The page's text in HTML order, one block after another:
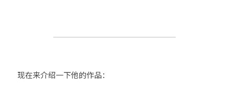
现在来介绍一下他的作品：